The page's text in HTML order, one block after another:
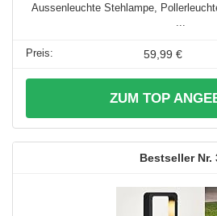
Aussenleuchte Stehlampe,
59,99 €
ZUM TOP